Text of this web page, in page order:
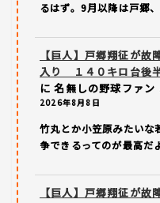
るはず。9月以降は戸郷
【巨人】戸郷翔征が
入り １４０キロ台後
に名無しの野球ファン
2026年8月8日
竹丸とか小笠原みたいな
争できるってのが最高だ
【巨人】戸郷翔征が